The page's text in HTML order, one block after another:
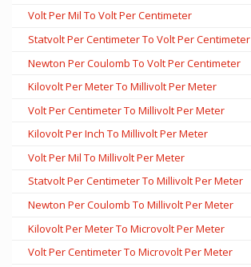
Volt Per Mil To Volt Per Centimeter
Statvolt Per Centimeter To Volt Per Centimeter
Newton Per Coulomb To Volt Per Centimeter
Kilovolt Per Meter To Millivolt Per Meter
Volt Per Centimeter To Millivolt Per Meter
Kilovolt Per Inch To Millivolt Per Meter
Volt Per Mil To Millivolt Per Meter
Statvolt Per Centimeter To Millivolt Per Meter
Newton Per Coulomb To Millivolt Per Meter
Kilovolt Per Meter To Microvolt Per Meter
Volt Per Centimeter To Microvolt Per Meter